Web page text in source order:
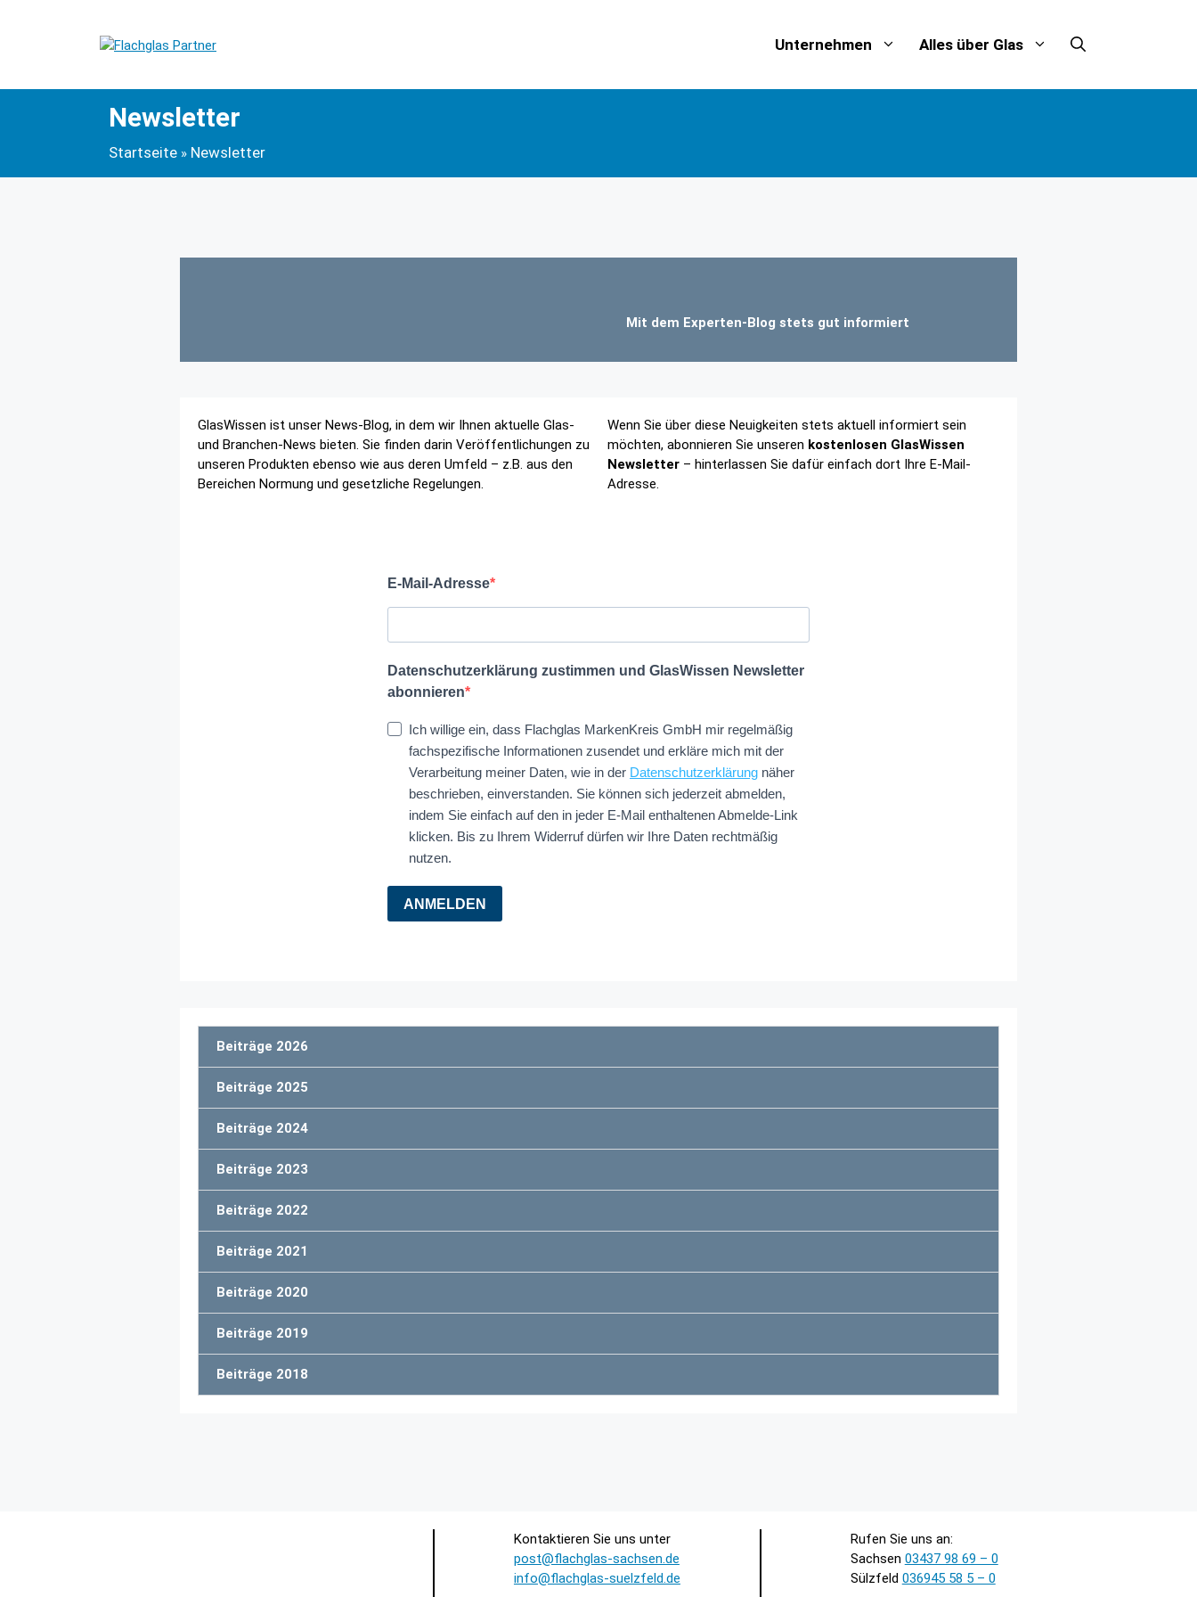
Unternehmen Alles über Glas
Newsletter
Startseite » Newsletter
Mit dem Experten-Blog stets gut informiert
GlasWissen ist unser News-Blog, in dem wir Ihnen aktuelle Glas-
und Branchen-News bieten. Sie finden darin Veröffentlichungen zu
unseren Produkten ebenso wie aus deren Umfeld – z.B. aus den
Bereichen Normung und gesetzliche Regelungen.
Wenn Sie über diese Neuigkeiten stets aktuell informiert sein
möchten, abonnieren Sie unseren kostenlosen GlasWissen
Newsletter – hinterlassen Sie dafür einfach dort Ihre E-Mail-
Adresse.
E-Mail-Adresse
Datenschutzerklärung zustimmen und GlasWissen Newsletter
abonnieren
Ich willige ein, dass Flachglas MarkenKreis GmbH mir regelmäßig
fachspezifische Informationen zusendet und erkläre mich mit der
Verarbeitung meiner Daten, wie in der Datenschutzerklärung näher
beschrieben, einverstanden. Sie können sich jederzeit abmelden,
indem Sie einfach auf den in jeder E-Mail enthaltenen Abmelde-Link
klicken. Bis zu Ihrem Widerruf dürfen wir Ihre Daten rechtmäßig
nutzen.
ANMELDEN
Beiträge 2026
Beiträge 2025
Beiträge 2024
Beiträge 2023
Beiträge 2022
Beiträge 2021
Beiträge 2020
Beiträge 2019
Beiträge 2018
Kontaktieren Sie uns unter
post@flachglas-sachsen.de
info@flachglas-suelzfeld.de
Rufen Sie uns an:
Sachsen 03437 98 69 – 0
Sülzfeld 036945 58 5 – 0